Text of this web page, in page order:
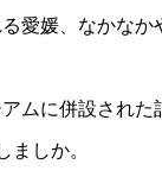
愛媛、なかなか
ムに併設され
ましか。